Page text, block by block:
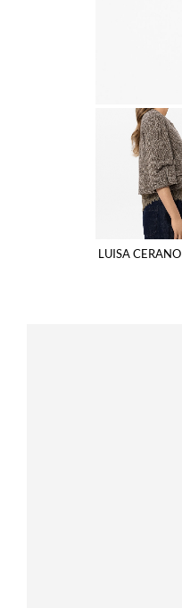
LUISA CERANO